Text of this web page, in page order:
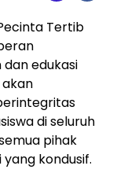
Tertib
edukasi
di seluruh
pihak
kondusif.